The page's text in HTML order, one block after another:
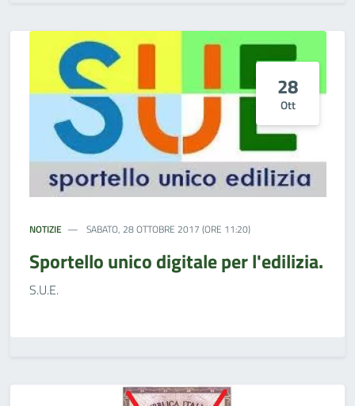
28
Ott
NOTIZIE SABATO, 28 OTTOBRE 2017 (ORE 11:20)
Sportello unico digitale per l'edilizia.
S.U.E.